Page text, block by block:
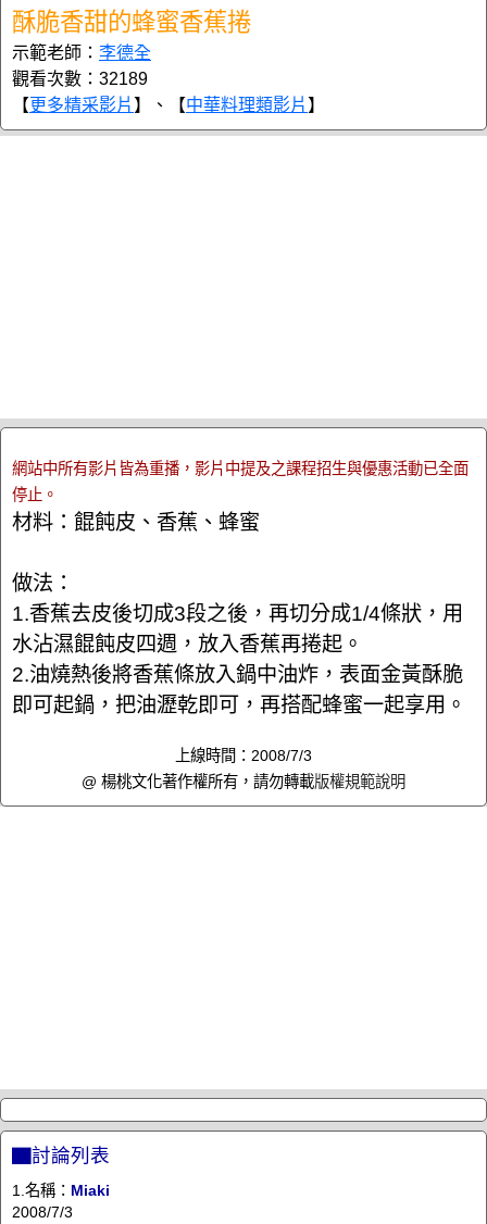
酥脆香甜的蜂蜜香蕉捲
示範老師： 李德全
觀看次數：32189
【更多精采影片 】、【中華料理類影片 】
網站中所有影片皆為重播，影片中提及之課程招生與優惠活動已全面
停止。
材料：餛飩皮、香蕉、蜂蜜
做法：
1.香蕉去皮後切成3段之後，再切分成1/4條狀，用
水沾濕餛飩皮四週，放入香蕉再捲起。
2.油燒熱後將香蕉條放入鍋中油炸，表面金黃酥脆
即可起鍋，把油瀝乾即可，再搭配蜂蜜一起享用。
上線時間：2008/7/3
@ 楊桃文化著作權所有，請勿轉載版權規範說明
▇討論列表
1.名稱： Miaki
2008/7/3